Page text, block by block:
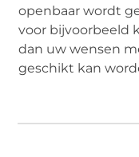
openbaar wordt
voor bijvoorbeeld
dan uw wensen
geschikt kan